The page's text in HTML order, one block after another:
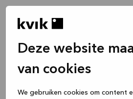
Deze website
van cookies
We gebruiken cookies om content